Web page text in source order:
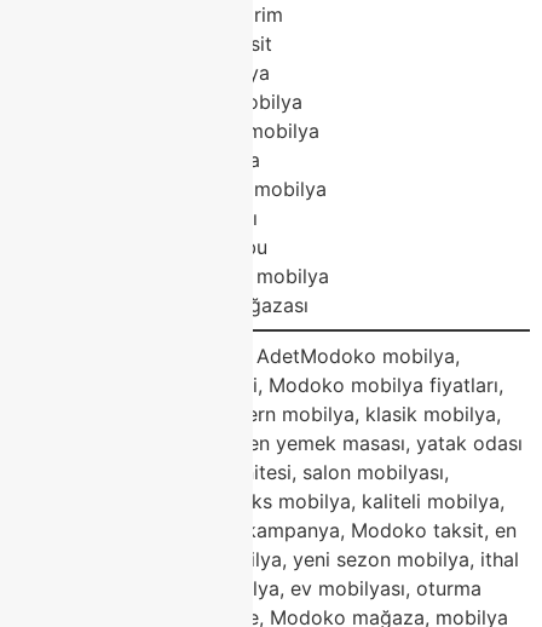
Modoko mobilya indirim
Modoko mobilya taksit
Modoko en iyi mobilya
Modoko dayanıklı mobilya
Modoko yeni sezon mobilya
Modoko ithal mobilya
Modoko fonksiyonel mobilya
Modoko ev mobilyası
Modoko oturma grubu
Modoko dekorasyon mobilya
Modoko mobilya mağazası
Blog Etiketleri (Tags) – 30 AdetModoko mobilya,
Modoko mobilya modelleri, Modoko mobilya fiyatları,
Classhome Modoko, modern mobilya, klasik mobilya,
köşe koltuk takımı, porselen yemek masası, yatak odası
takımı, koltuk takımı, tv ünitesi, salon mobilyası,
Modoko 2026 trendleri, lüks mobilya, kaliteli mobilya,
Modoko indirim, mobilya kampanya, Modoko taksit, en
iyi mobilya, dayanıklı mobilya, yeni sezon mobilya, ithal
mobilya, fonksiyonel mobilya, ev mobilyası, oturma
grubu, Modoko Classhome, Modoko mağaza, mobilya